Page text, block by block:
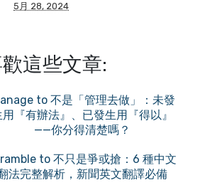
5月 28, 2024
這些文章:
to 不是「管理去做」：未發
用『有辦法』、已發生用『得以』
——你分得清楚嗎？
to 不只是爭或搶：6 種中文
法完整解析，新聞英文翻譯必備